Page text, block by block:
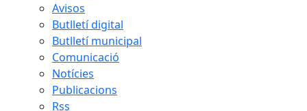
Avisos
Butlletí digital
Butlletí municipal
Comunicació
Notícies
Publicacions
Rss